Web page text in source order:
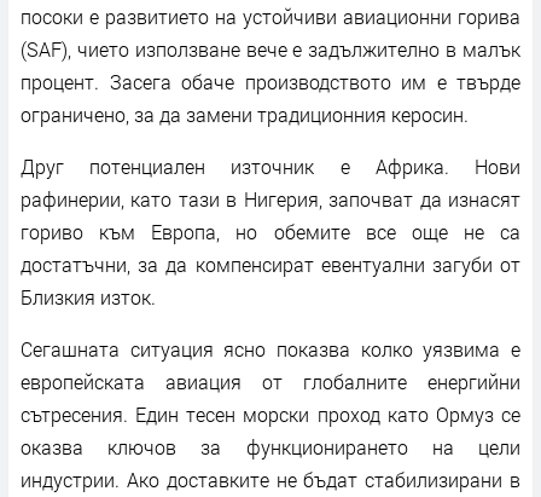
посоки е развитието на устойчиви авиационни горива
(SAF), чието използване вече е задължително в малък
процент. Засега обаче производството им е твърде
ограничено, за да замени традиционния керосин.
Друг потенциален източник е Африка. Нови
рафинерии, като тази в Нигерия, започват да изнасят
гориво към Европа, но обемите все още не са
достатъчни, за да компенсират евентуални загуби от
Близкия изток.
Сегашната ситуация ясно показва колко уязвима е
европейската авиация от глобалните енергийни
сътресения. Един тесен морски проход като Ормуз се
оказва ключов за функционирането на цели
индустрии. Ако доставките не бъдат стабилизирани в